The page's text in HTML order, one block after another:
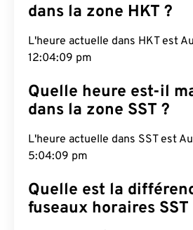
dans la zone HKT ?
L'heure actuelle dans HKT est
12:04:10 pm
Quelle heure est-il
dans la zone SST ?
L'heure actuelle dans SST est
5:04:10 pm
Quelle est la
fuseaux horaires SST